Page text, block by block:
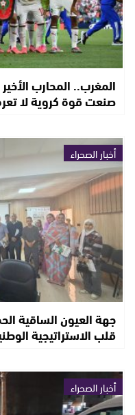
المغرب.. المحارب
صنعت قوة كروية لا
أخبار الصحراء
جهة العيون الساقية
قلب الاستراتيجية
أخبار الصحراء